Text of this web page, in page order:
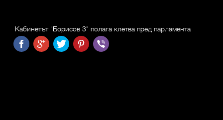
Кабинетът "Борисов 3" полага клетва пред парламента